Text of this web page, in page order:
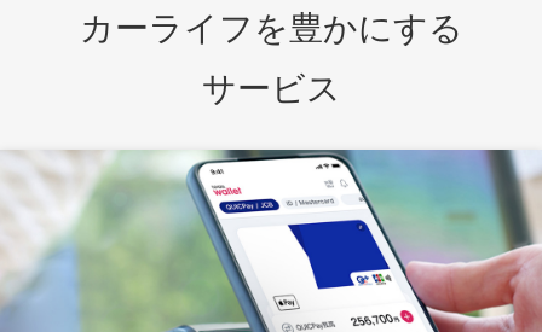
カーライフを豊かにする
サービス